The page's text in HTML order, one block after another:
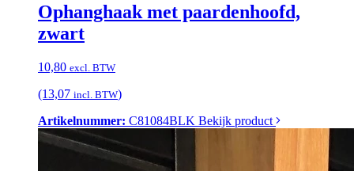
Ophanghaak met paardenhoofd,
zwart
10,80 excl. BTW
(13,07 incl. BTW)
Artikelnummer: C81084BLK Bekijk product